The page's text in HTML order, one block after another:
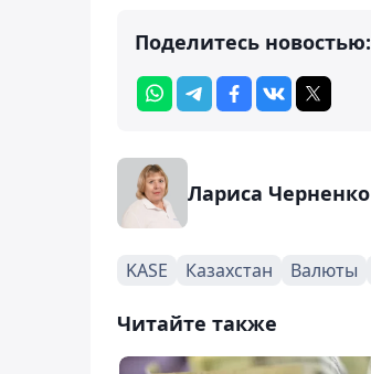
Поделитесь новостью:
Лариса Черненко
KASE Казахстан Валюты
Читайте также